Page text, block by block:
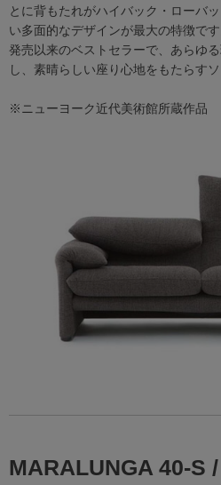
とに背もたれがハイバック・ローバ
い多面的なデザインが最大の特徴です
発売以来のベストセラーで、あらゆ
し、素晴らしい座り心地をもたらすソ
※ニューヨーク近代美術館所蔵作品
MARALUNGA 40-S